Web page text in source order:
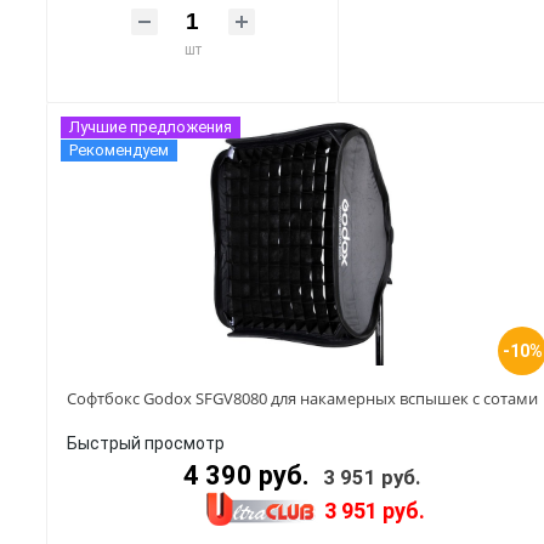
шт
-10%
Лучшие предложения
Рекомендуем
Софтбокс Godox SFGV8080 для накамерных вспышек с сотами
Быстрый просмотр
4 390 руб. 3 951 руб.
3 951 руб.